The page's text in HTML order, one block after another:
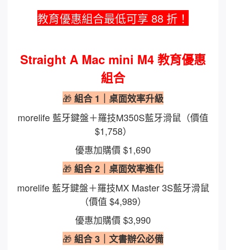
教育優惠組合最低可享 88 折！
Straight A Mac mini M4 教育優惠
組合
🎁 組合 1｜桌面效率升級
morelife 藍牙鍵盤＋羅技M350S藍牙滑鼠（價值
$1,758）
優惠加購價 $1,690
🎁 組合 2｜桌面效率進化
morelife 藍牙鍵盤＋羅技MX Master 3S藍牙滑鼠
（價值 $4,989）
優惠加購價 $3,990
🎁 組合 3｜文書辦公必備